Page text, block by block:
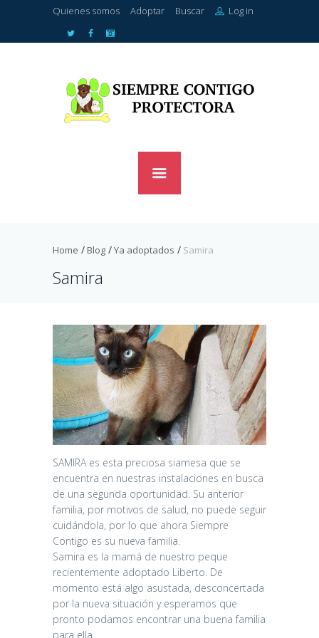
Quienes somos Adoptar Buscar Log in
Home Blog Ya adoptados Samira
Samira
SAMIRA es esta preciosa siamesa que se
encuentra en nuestras instalaciones en busca
de una segunda oportunidad. Su anterior
familia, por motivos de salud, no puede seguir
cuidándola, por lo que ahora Siempre
Contigo es su nueva familia.
Samira es la mamá de nuestro peque
recientemente adoptado Liberto. De
momento está algo asustada, desconcertada
por la nueva situación y esperamos que
pronto podamos encontrar una buena familia
para ella.